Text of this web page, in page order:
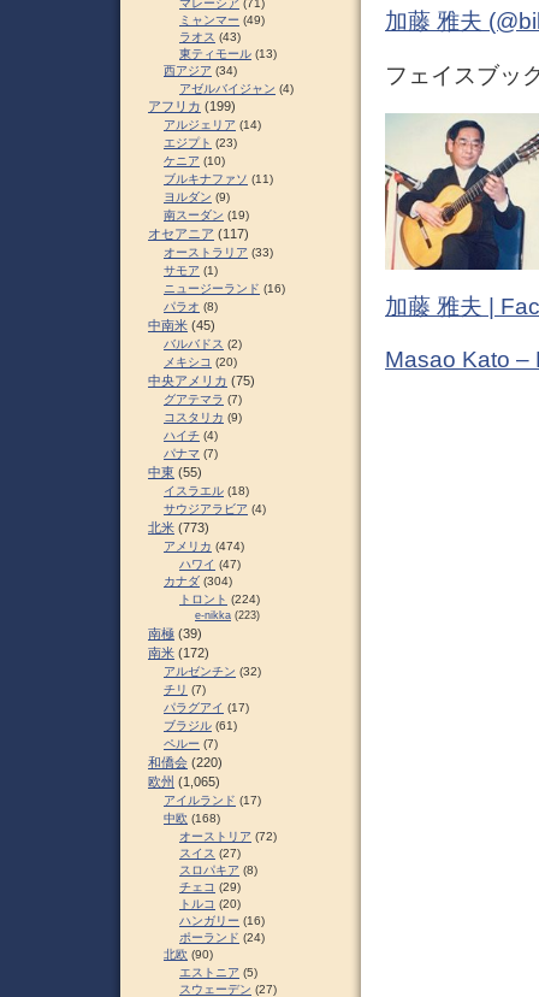
加藤 雅夫
フェイスブッ
加藤 雅夫 |
Masao Kato –
マレーシア (71)
ミャンマー (49)
ラオス (43)
東ティモール (13)
西アジア (34)
アゼルバイジャン (4)
アフリカ (199)
アルジェリア (14)
エジプト (23)
ケニア (10)
ブルキナファソ (11)
ヨルダン (9)
南スーダン (19)
オセアニア (117)
オーストラリア (33)
サモア (1)
ニュージーランド (16)
パラオ (8)
中南米 (45)
バルバドス (2)
メキシコ (20)
中央アメリカ (75)
グアテマラ (7)
コスタリカ (9)
ハイチ (4)
パナマ (7)
中東 (55)
イスラエル (18)
サウジアラビア (4)
北米 (773)
アメリカ (474)
ハワイ (47)
カナダ (304)
トロント (224)
e-nikka (223)
南極 (39)
南米 (172)
アルゼンチン (32)
チリ (7)
パラグアイ (17)
ブラジル (61)
ペルー (7)
和僑会 (220)
欧州 (1,065)
アイルランド (17)
中欧 (168)
オーストリア (72)
スイス (27)
スロパキア (8)
チェコ (29)
トルコ (20)
ハンガリー (16)
ポーランド (24)
北欧 (90)
エストニア (5)
スウェーデン (27)